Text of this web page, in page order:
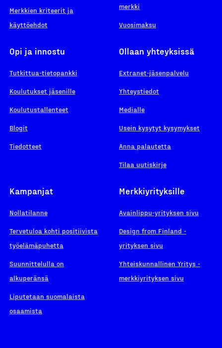
Merkkien kriteerit ja
käyttöehdot
merkki
Vuosimaksu
Opi ja innostu
Tutkittua-tietopankki
Koulutukset jäsenille
Koulutustallenteet
Blogit
Tiedotteet
Ollaan yhteyksissä
Extranet-jäsenpalvelu
Yhteystiedot
Medialle
Usein kysytyt kysymykset
Anna palautetta
Tilaa uutiskirje
Kampanjat
Nollatilanne
Tervetuloa kohti positiivista
työelämäpuhetta
Suunnittelulla on
alkuperänsä
Liputetaan suomalaista
osaamista
Merkkiyrityksille
Avainlippu-yrityksen sivu
Design from Finland -
yrityksen sivu
Yhteiskunnallinen Yritys -
merkkiyrityksen sivu